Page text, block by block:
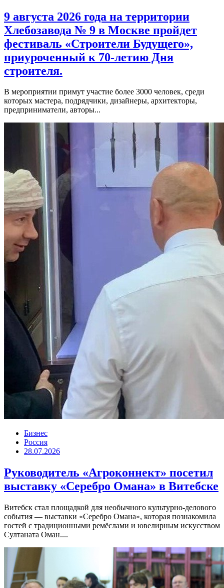
9 августа 2026 года на территории
Хлебозавода № 9 в Москве пройдет
фестиваль «Строители Будущего»,
приуроченный к 70-летию Дня
строителя.
В мероприятии примут участие более 3000 человек, среди
которых мастера, подрядчики, дизайнеры, архитекторы,
предприниматели, авторы...
Бизнес
Россия
28.07.2026
Руководитель «Агроконнект» посетил
выставку «Серебро Омана» в Витебске
Витебск стал площадкой для необычного культурно-делового
события — выставки «Серебро Омана», которая познакомила
гостей с традиционными ремёслами и ювелирным искусством
Султаната Оман....